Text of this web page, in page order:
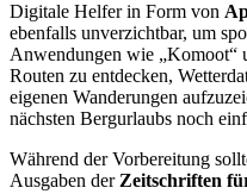
Digitale Helfer in Form von
ebenfalls unverzichtbar, um
Anwendungen wie „Komoot“
Routen zu entdecken,
eigenen Wanderungen
nächsten Bergurlaubs noch
Während der Vorbereitung
Ausgaben der Zeitschriften